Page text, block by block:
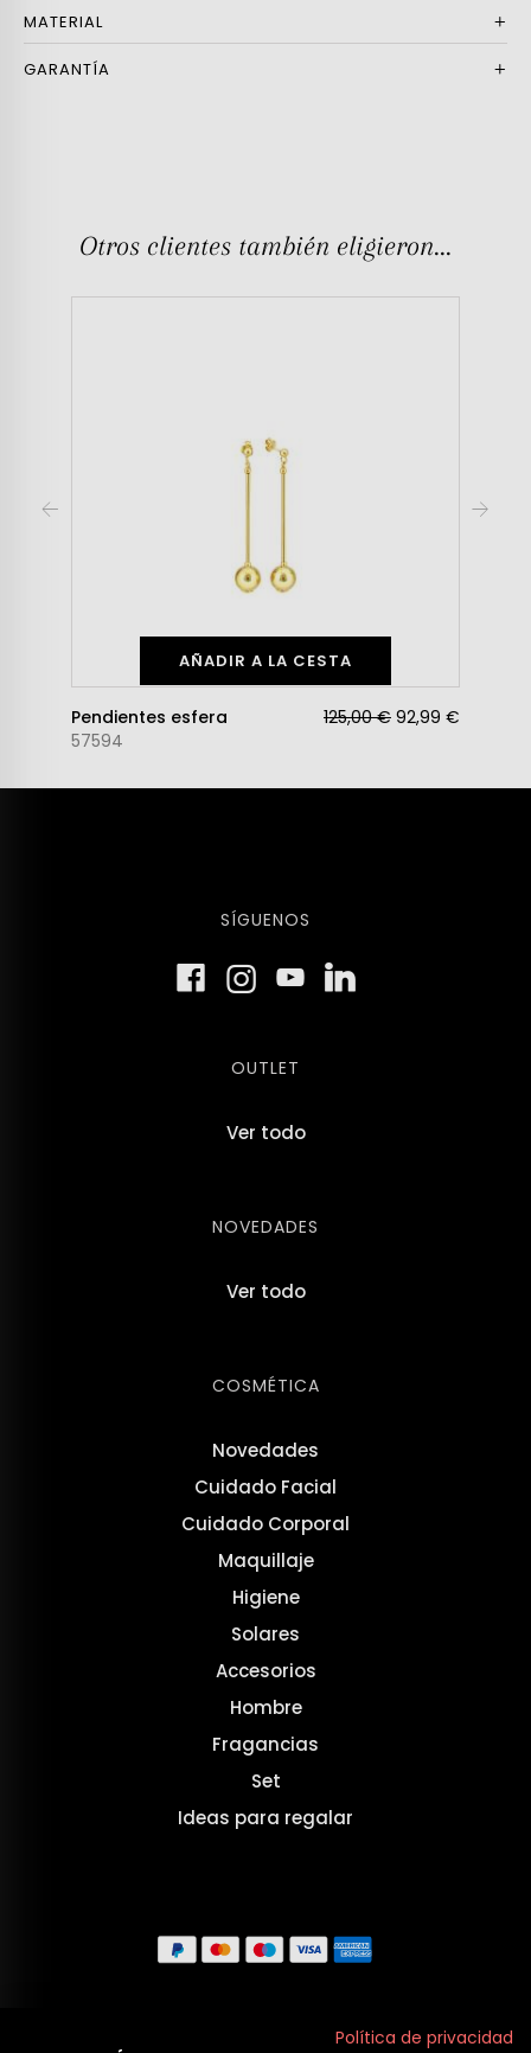
MATERIAL
GARANTÍA
Otros clientes también eligieron...
AÑADIR A LA CESTA
Pendientes esfera
57594
125,00 € 92,99 €
SÍGUENOS
OUTLET
Ver todo
NOVEDADES
Ver todo
COSMÉTICA
Novedades
Cuidado Facial
Cuidado Corporal
Maquillaje
Higiene
Solares
Accesorios
Hombre
Fragancias
Set
Ideas para regalar
Política de privacidad